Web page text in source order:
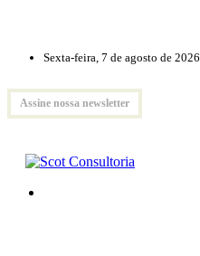
Sexta-feira, 7 de agosto de 2026
Assine nossa newsletter